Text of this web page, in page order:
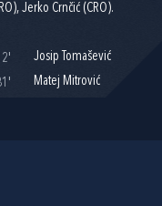
Jerko Crnčić (CRO).
Josip Tomašević
Matej Mitrović